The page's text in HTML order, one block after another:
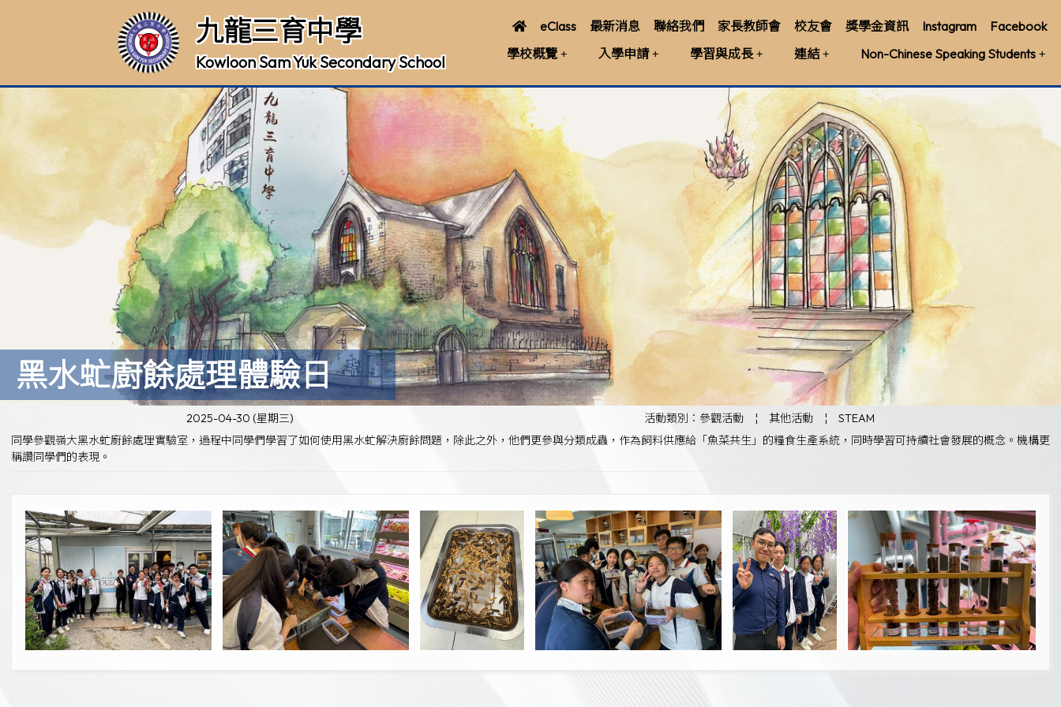
九龍三育中學
Kowloon Sam Yuk Secondary School
eClass 最新消息 聯絡我們 家長教師會 校友會 獎學金資訊 Instagram
Facebook
學校概覽
入學申請 學習與成長 連結 Non-Chinese Speaking Students
黑水虻廚餘處理體驗日
2025-04-30 (星期三) 活動類別：參觀活動 ¦ 其他活動 ¦
STEAM
同學參觀嶺大黑水虻廚餘處理實驗室，過程中同學們學習了如何使用黑水虻解決廚餘問題，除此之外，他們更參與分類成蟲，作為飼料供應給「魚菜共生」的糧食生產系統，同時學習可持續社會發展的概念。機構更
稱讚同學們的表現。